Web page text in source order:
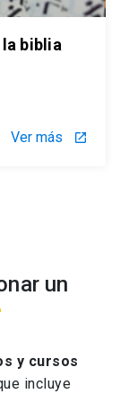
biblia
Ver más launch
un
y cursos
incluye